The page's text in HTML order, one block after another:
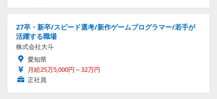
27卒・新卒/スピード選考/新作ゲームプログラマー/若手が
活躍する職場
株式会社大斗
愛知県
月給25万5,000円～32万円
正社員